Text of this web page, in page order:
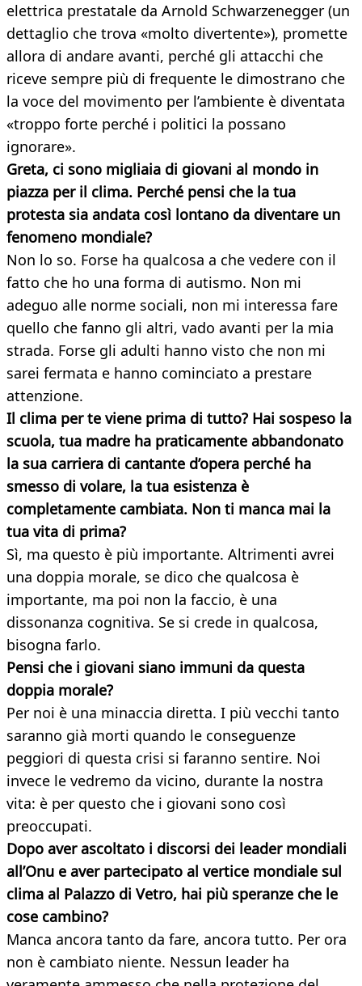
elettrica prestatale da Arnold Schwarzenegger (un
dettaglio che trova «molto divertente»), promette
allora di andare avanti, perché gli attacchi che
riceve sempre più di frequente le dimostrano che
la voce del movimento per l’ambiente è diventata
«troppo forte perché i politici la possano
ignorare».
Greta, ci sono migliaia di giovani al mondo in
piazza per il clima. Perché pensi che la tua
protesta sia andata così lontano da diventare un
fenomeno mondiale?
Non lo so. Forse ha qualcosa a che vedere con il
fatto che ho una forma di autismo. Non mi
adeguo alle norme sociali, non mi interessa fare
quello che fanno gli altri, vado avanti per la mia
strada. Forse gli adulti hanno visto che non mi
sarei fermata e hanno cominciato a prestare
attenzione.
Il clima per te viene prima di tutto? Hai sospeso la
scuola, tua madre ha praticamente abbandonato
la sua carriera di cantante d’opera perché ha
smesso di volare, la tua esistenza è
completamente cambiata. Non ti manca mai la
tua vita di prima?
Sì, ma questo è più importante. Altrimenti avrei
una doppia morale, se dico che qualcosa è
importante, ma poi non la faccio, è una
dissonanza cognitiva. Se si crede in qualcosa,
bisogna farlo.
Pensi che i giovani siano immuni da questa
doppia morale?
Per noi è una minaccia diretta. I più vecchi tanto
saranno già morti quando le conseguenze
peggiori di questa crisi si faranno sentire. Noi
invece le vedremo da vicino, durante la nostra
vita: è per questo che i giovani sono così
preoccupati.
Dopo aver ascoltato i discorsi dei leader mondiali
all’Onu e aver partecipato al vertice mondiale sul
clima al Palazzo di Vetro, hai più speranze che le
cose cambino?
Manca ancora tanto da fare, ancora tutto. Per ora
non è cambiato niente. Nessun leader ha